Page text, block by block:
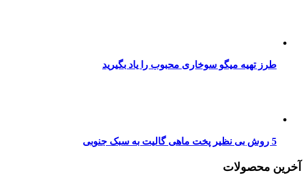
طرز تهیه میگو سوخاری محبوب را یاد بگیرید
5 روش بی نظیر پخت ماهی گالیت به سبک جنوبی
آخرین محصولات